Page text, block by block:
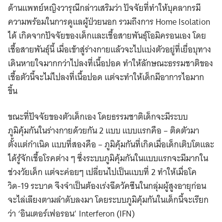
ด้านแพทย์หญิงวารุณีกล่าวเสริมว่า ปัจจัยที่ทำให้บุคลากรมี
ความพร้อมในการดูแลผู้ป่วยนอก รวมถึงการ Home Isolation
ได้ เกิดจากปัจจัยของเด็กและเชื้อสายพันธุ์โอมิครอนเอง โดย
เชื้อสายพันธุ์นี้ เมื่อเข้าสู่ร่างกายแล้วจะไปแบ่งตัวอยู่ที่เยื่อบุทาง
เดินหายใจมากกว่าไปลงที่เนื้อปอด ทำให้ลักษณะธรรมชาติของ
เชื้อตัวนี้จะไม่ไปลงที่เนื้อปอด แต่จะทำให้เด็กมีอาการไอมาก
ขึ้น
ขณะที่ปัจจัยของตัวเด็กเอง โดยธรรมชาติเด็กจะมีระบบ
ภูมิคุ้มกันในร่างกายด้วยกัน 2 แบบ แบบแรกคือ – ติดตัวมา
ตั้งแต่กำเนิด แบบที่สองคือ – ภูมิคุ้มกันที่เกิดเมื่อเด็กเติบโตและ
ได้รู้จักเชื้อโรคต่าง ๆ ซึ่งระบบภูมิคุ้มกันในแบบแรกจะมีมากใน
ช่วงวัยเด็ก แต่จะค่อยๆ เปลี่ยนไปเป็นแบบที่ 2 ทำให้เมื่อโค
วิด-19 ระบาด จึงจำเป็นต้องเร่งฉีดวัคซีนในกลุ่มผู้สูงอายุก่อน
จะไล่เลียงตามลำดับลงมา โดยระบบภูมิคุ้มกันในเด็กนี้จะเรียก
ว่า ‘อินเตอร์เฟอรอน’ Interferon (IFN)